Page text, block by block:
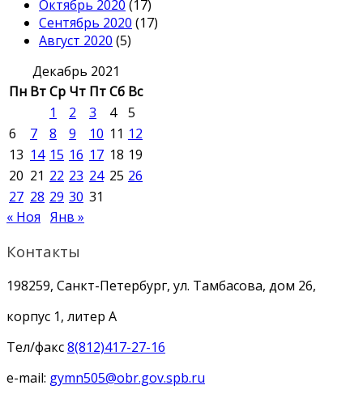
Октябрь 2020 (17)
Сентябрь 2020 (17)
Август 2020 (5)
Декабрь 2021
Пн ВтСр Чт ПтСб Вс
1
2 3 4
5
6
7 8 9 10 11 12
13 14 15 16 17 18 19
20 21 22 23 24 25 26
27 28 29 30 31
« Ноя Янв »
Контакты
198259, Санкт-Петербург, ул. Тамбасова, дом 26,
корпус 1, литер А
Тел/факс8(812)417-27-16
e-mail: gymn505@obr.gov.spb.ru